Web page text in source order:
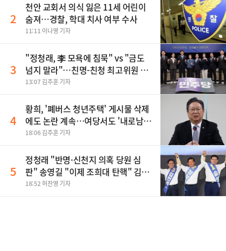
2
천안 교회서 의식 잃은 11세 어린이
숨져…경찰, 학대 치사 여부 수사
11:11 이나영 기자
3
"정청래, 李 모욕에 침묵" vs "금도
넘지 말라"…친명-친청 최고위원 후
보, 제주서 격돌
13:07 김주훈 기자
4
황희, '폐버스 청년주택' 게시물 삭제
에도 논란 계속…여당서도 '내로남
불' 비판
18:06 김주훈 기자
5
정청래 "반명·신천지 의혹 당원 심
판" 송영길 "이제 조희대 탄핵" 김민
석 "대체불가 민주당"
18:52 허찬영 기자